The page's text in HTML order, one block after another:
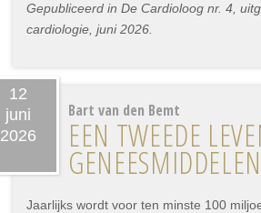
Gepubliceerd in De Cardioloog nr. 4,
cardiologie, juni 2026.
12
juni
2026
Bart van den Bemt
EEN TWEEDE
GENEESMIDDELEN
Jaarlijks wordt voor ten minste 100